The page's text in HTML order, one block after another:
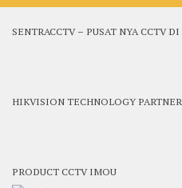
SENTRACCTV – PUSAT NYA CCTV
HIKVISION TECHNOLOGY PARTNER
PRODUCT CCTV IMOU